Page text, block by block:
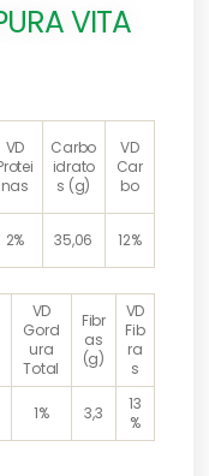
VITA
VD
nas
Carbo
idrato
s (g)
VD
Car
bo
2% 35,06 12%
VD
Gord
ura
Total
Fibr
as
(g)
VD
Fib
ra
s
1% 3,3
13
%